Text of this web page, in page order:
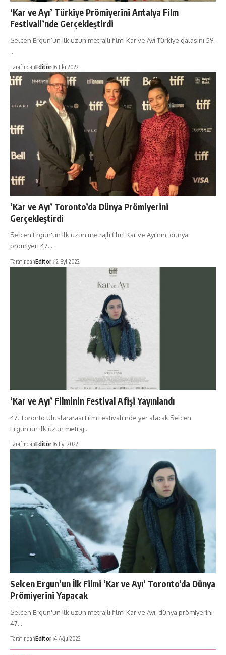
‘Kar ve Ayı’ Türkiye Prömiyerini Antalya Film
Festivali’nde Gerçekleştirdi
Selcen Ergun’un ilk uzun metrajlı filmi Kar ve Ayı Türkiye galasını 59.
…
TarafındanEditör 6 Eki 2022
‘Kar ve Ayı’ Toronto’da Dünya Prömiyerini
Gerçekleştirdi
Selcen Ergun'un ilk uzun metrajlı filmi Kar ve Ayı'nın, dünya
prömiyeri 47.…
TarafındanEditör 12 Eyl 2022
‘Kar ve Ayı’ Filminin Festival Afişi Yayınlandı
47. Toronto Uluslararası Film Festivali'nde yer alacak Selcen
Ergun'un ilk uzun metraj…
TarafındanEditör 6 Eyl 2022
Selcen Ergun’un İlk Filmi ‘Kar ve Ayı’ Toronto’da Dünya
Prömiyerini Yapacak
Selcen Ergun'un ilk uzun metrajlı filmi Kar ve Ayı, dünya prömiyerini
47.…
TarafındanEditör 4 Ağu 2022